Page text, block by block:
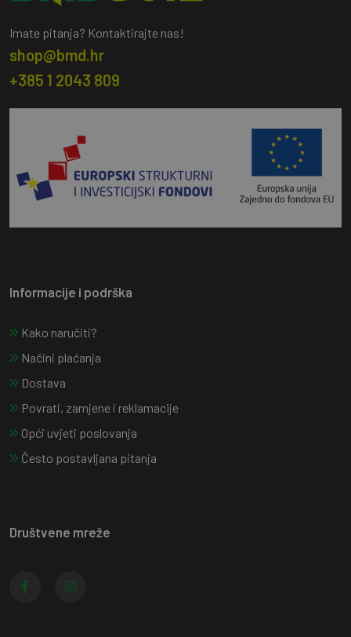
Imate pitanja? Kontaktirajte nas!
shop@bmd.hr
+385 1 2043 809
Informacije i podrška
Kako naručiti?
Načini plaćanja
Dostava
Povrati, zamjene i reklamacije
Opći uvjeti poslovanja
Često postavljana pitanja
Društvene mreže